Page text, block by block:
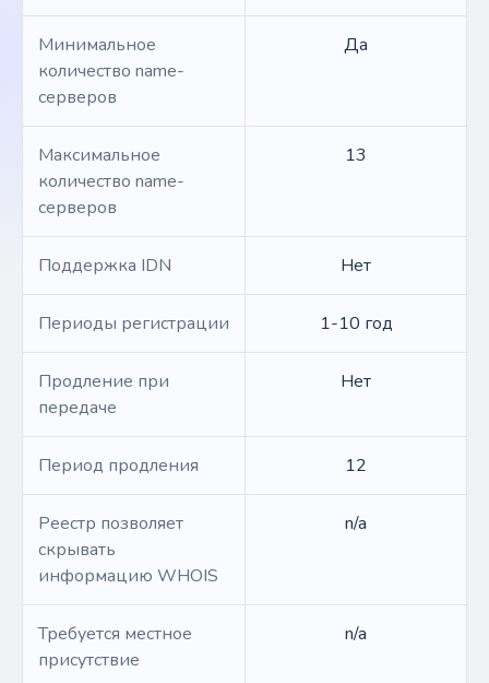
Минимальное
количество name-
серверов
Да
Максимальное
количество name-
серверов
13
Поддержка IDN Нет
Периоды регистрации 1-10 год
Продление при
передаче
Нет
Период продления 12
Реестр позволяет
скрывать
информацию WHOIS
n/a
Требуется местное
присутствие
n/a